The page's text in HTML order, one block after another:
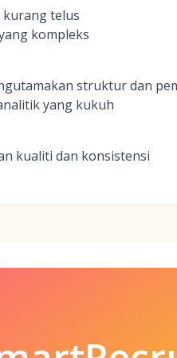
telus
kompleks
struktur dan
yang kukuh
kualiti dan konsistensi